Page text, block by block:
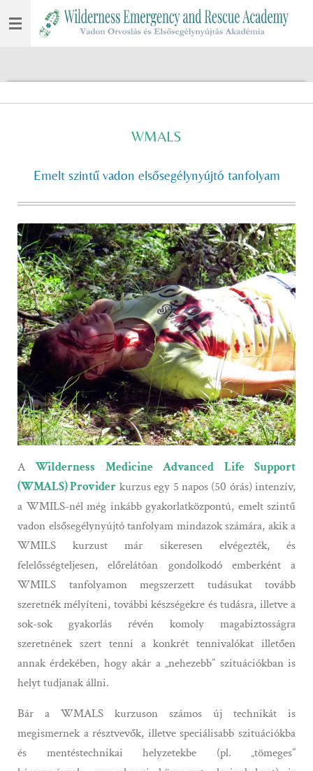
Skip
WMALS
Emelt szintű vadon elsősegélynyújtó tanfolyam
AWilderness Medicine Advanced Life Support
(WMALS) Provider kurzus egy 5 napos (50 órás) intenzív,
a WMILS-nél még inkább gyakorlatközpontú, emelt szintű
vadon elsősegélynyújtó tanfolyam mindazok számára, akik a
WMILS kurzust már sikeresen elvégezték, és
felelősségteljesen, előrelátóan gondolkodó emberként a
WMILS tanfolyamon megszerzett tudásukat tovább
szeretnék mélyíteni, további készségekre és tudásra, illetve a
sok-sok gyakorlás révén komoly magabiztosságra
szeretnének szert tenni a konkrét tennivalókat illetően
annak érdekében, hogy akár a „nehezebb” szituációkban is
helyt tudjanak állni.
Bár a WMALS kurzuson számos új technikát is
megismernek a résztvevők, illetve speciálisabb szituációkba
és mentéstechnikai helyzetekbe (pl. „tömeges”